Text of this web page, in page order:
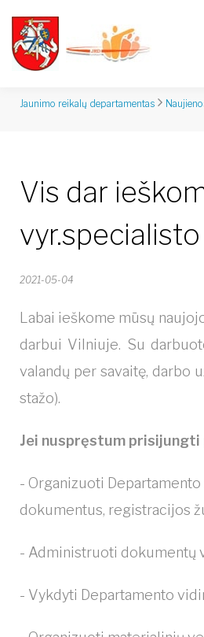
Jaunimo reikalų departamentas
Vis dar
2021-05-04
Labai ieškome mūsų
darbui Vilniuje. Su
valandų per savaitę, darbo
stažo).
Jei nuspręstum prisijungti
- Organizuoti
dokumentus, registracijos
- Administruoti dokumentų
- Vykdyti Departamento